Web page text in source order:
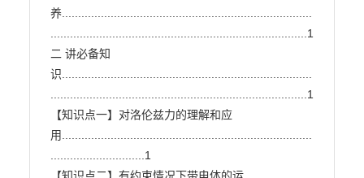
养.............................................................................
...............................................................................1
二 讲必备知
识.............................................................................
...............................................................................1
【知识点一】对洛伦兹力的理解和应
用.............................................................................
.............................1